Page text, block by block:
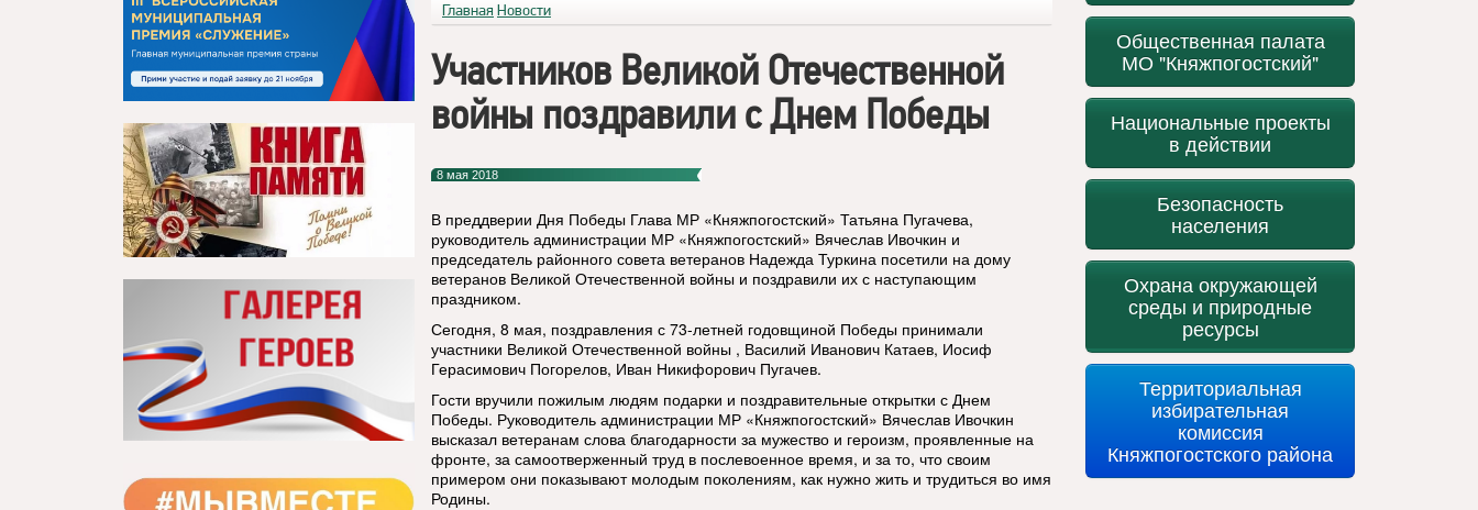
Главная Новости
Участников Великой Отечественной
войны поздравили с Днем Победы
8 мая 2018
В преддверии Дня Победы Глава МР «Княжпогостский» Татьяна Пугачева,
руководитель администрации МР «Княжпогостский» Вячеслав Ивочкин и
председатель районного совета ветеранов Надежда Туркина посетили на дому
ветеранов Великой Отечественной войны и поздравили их с наступающим
праздником.
Сегодня, 8 мая, поздравления с 73-летней годовщиной Победы принимали
участники Великой Отечественной войны , Василий Иванович Катаев, Иосиф
Герасимович Погорелов, Иван Никифорович Пугачев.
Гости вручили пожилым людям подарки и поздравительные открытки с Днем
Победы. Руководитель администрации МР «Княжпогостский» Вячеслав Ивочкин
высказал ветеранам слова благодарности за мужество и героизм, проявленные на
фронте, за самоотверженный труд в послевоенное время, и за то, что своим
примером они показывают молодым поколениям, как нужно жить и трудиться во имя
Родины.
Общественная палата
МО "Княжпогостский"
Национальные проекты
в действии
Безопасность
населения
Охрана окружающей
среды и природные
ресурсы
Территориальная
избирательная
комиссия
Княжпогостского района